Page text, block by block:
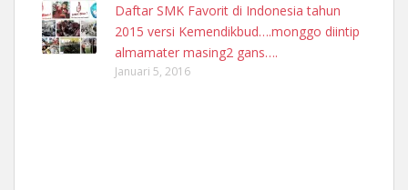
Daftar SMK Favorit di Indonesia tahun
2015 versi Kemendikbud….monggo diintip
almamater masing2 gans….
Januari 5, 2016